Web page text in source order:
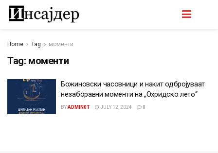
Home Tag моменти
Tag: моменти
Божиновски часовници и накит одбројуваат
незаборавни моменти на „Охридско лето“
BYADMIN0T JULY 12, 2024 0